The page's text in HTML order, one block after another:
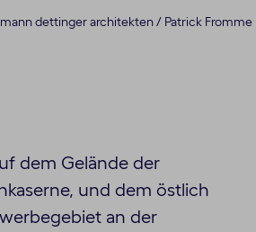
dettinger architekten / Patrick Fromme
dem Gelände der
und dem östlich
an der